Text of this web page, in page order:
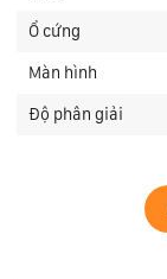
Ổ cứng
Màn hình
Độ phân giải